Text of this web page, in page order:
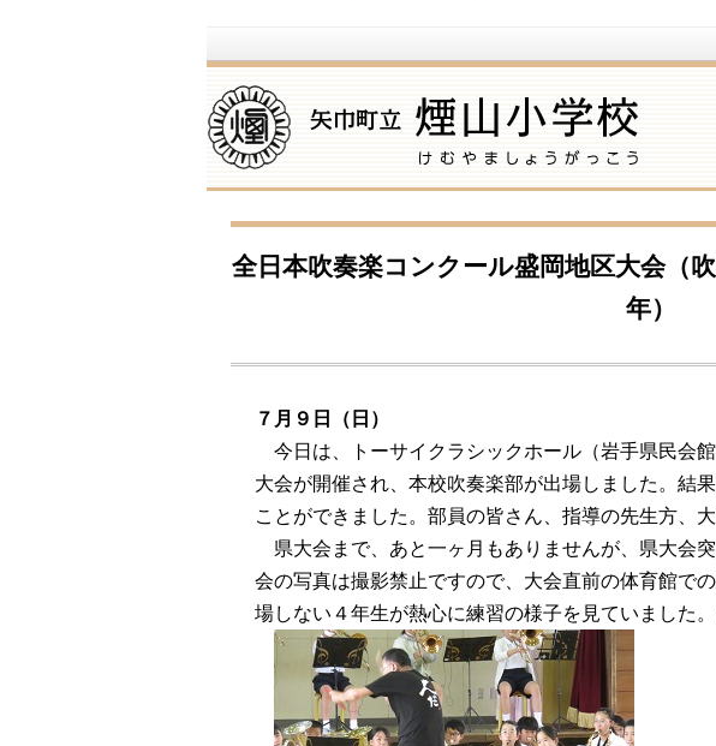
全日本吹奏楽コンクール盛岡地区大会（
年）
７月９日（日）
今日は、トーサイクラシックホール（岩手県民会
大会が開催され、本校吹奏楽部が出場しました。結
ことができました。部員の皆さん、指導の先生方、
県大会まで、あと一ヶ月もありませんが、県大会
会の写真は撮影禁止ですので、大会直前の体育館で
場しない４年生が熱心に練習の様子を見ていました。